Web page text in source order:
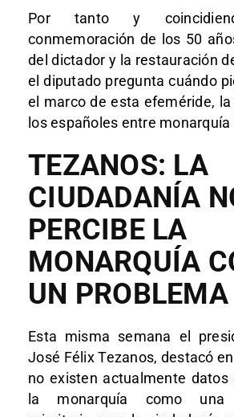
Por tanto y
conmemoración de los 50
del dictador y la restauración
el diputado pregunta cuándo
el marco de esta efeméride,
los españoles entre
TEZANOS: LA
CIUDADANÍA
PERCIBE LA
MONARQUÍA
UN PROBLEMA
Esta misma semana el
José Félix Tezanos, destacó
no existen actualmente datos
la monarquía como una